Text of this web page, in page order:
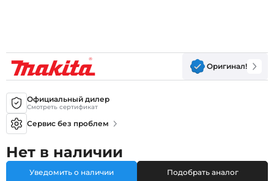
Оригинал!
Официальный дилер
Смотреть сертификат
Сервис без проблем
Нет в наличии
Уведомить о наличии Подобрать аналог